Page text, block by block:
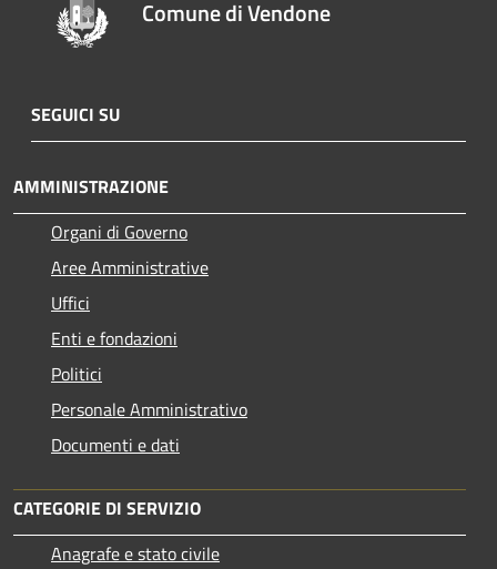
Comune di Vendone
SEGUICI SU
AMMINISTRAZIONE
Organi di Governo
Aree Amministrative
Uffici
Enti e fondazioni
Politici
Personale Amministrativo
Documenti e dati
CATEGORIE DI SERVIZIO
Anagrafe e stato civile